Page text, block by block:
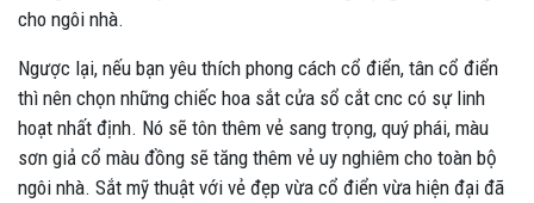
cho ngôi nhà.
Ngược lại, nếu bạn yêu thích phong cách cổ điển, tân cổ điển
thì nên chọn những chiếc hoa sắt cửa sổ cắt cnc có sự linh
hoạt nhất định. Nó sẽ tôn thêm vẻ sang trọng, quý phái, màu
sơn giả cổ màu đồng sẽ tăng thêm vẻ uy nghiêm cho toàn bộ
ngôi nhà. Sắt mỹ thuật với vẻ đẹp vừa cổ điển vừa hiện đại đã